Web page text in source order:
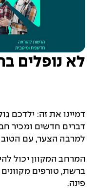
לא נופלים
דמיינו את זה: ילדכם
דברים חדשים ומכיר
למרבה הצער, עם
המרחב המקוון יכול
ברשת, טורפים
פינה.